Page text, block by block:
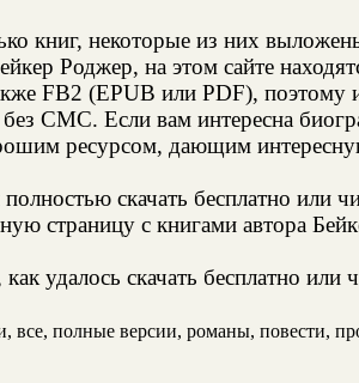
книг, некоторые из них
Роджер, на этом сайте
FB2 (EPUB или PDF), поэтому
без СМС. Если вам интересна
ресурсом, дающим
скачать бесплатно или
страницу с книгами автора
удалось скачать бесплатно
полные версии, романы, повести,